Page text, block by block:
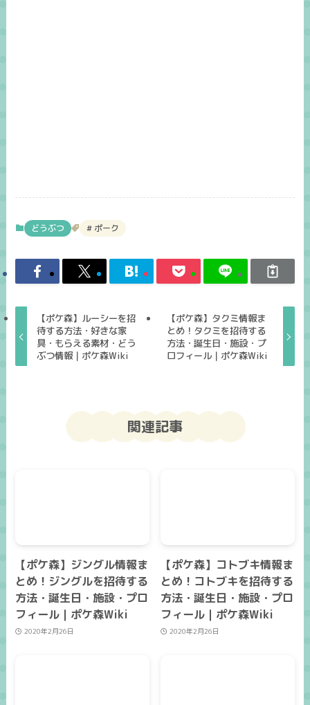
どうぶつ ポーク
【ポケ森】ルーシーを招
待する方法・好きな家
具・もらえる素材・どう
ぶつ情報｜ポケ森Wiki
【ポケ森】タクミ情報ま
とめ！タクミを招待する
方法・誕生日・施設・プ
ロフィール｜ポケ森Wiki
関連記事
【ポケ森】ジングル情報ま
とめ！ジングルを招待する
方法・誕生日・施設・プロ
フィール｜ポケ森Wiki
2020年2月26日
【ポケ森】コトブキ情報ま
とめ！コトブキを招待する
方法・誕生日・施設・プロ
フィール｜ポケ森Wiki
2020年2月26日